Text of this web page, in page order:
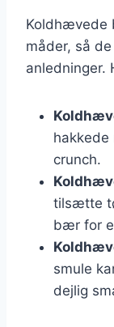
Koldhævede
måder, så
anledninger.
hakkede
crunch.
tilsætte
bær for
smule
dejlig